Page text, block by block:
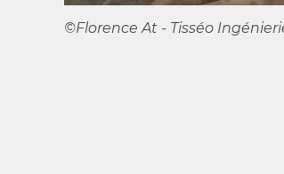
©Florence At - Tisséo